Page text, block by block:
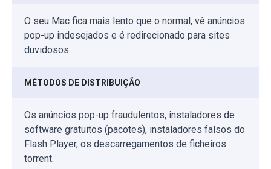
O seu Mac fica mais lento que o normal, vê anúncios
pop-up indesejados e é redirecionado para sites
duvidosos.
MÉTODOS DE DISTRIBUIÇÃO
Os anúncios pop-up fraudulentos, instaladores de
software gratuitos (pacotes), instaladores falsos do
Flash Player, os descarregamentos de ficheiros
torrent.